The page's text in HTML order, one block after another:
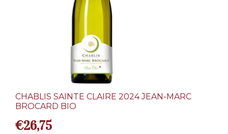
CHABLIS SAINTE CLAIRE 2024 JEAN-MARC
BROCARD BIO
€26,75